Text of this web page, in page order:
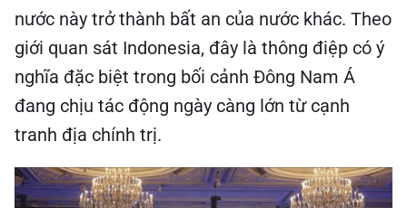
nước này trở thành bất an của nước khác. Theo
giới quan sát Indonesia, đây là thông điệp có ý
nghĩa đặc biệt trong bối cảnh Đông Nam Á
đang chịu tác động ngày càng lớn từ cạnh
tranh địa chính trị.